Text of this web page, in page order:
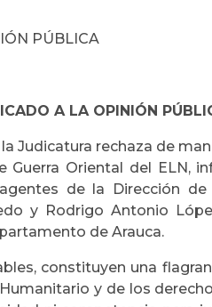
PÚBLICA
A LA OPINIÓN
Judicatura rechaza de
Guerra Oriental del ELN,
de la Dirección de
y Rodrigo Antonio
de Arauca.
constituyen una
y de los